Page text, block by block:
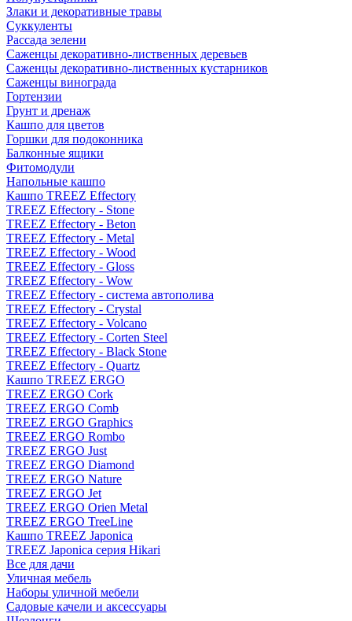
Злаки и декоративные травы
Суккуленты
Рассада зелени
Саженцы декоративно-лиственных деревьев
Саженцы декоративно-лиственных кустарников
Саженцы винограда
Гортензии
Грунт и дренаж
Кашпо для цветов
Горшки для подоконника
Балконные ящики
Фитомодули
Напольные кашпо
Кашпо TREEZ Effectory
TREEZ Effectory - Stone
TREEZ Effectory - Beton
TREEZ Effectory - Metal
TREEZ Effectory - Wood
TREEZ Effectory - Gloss
TREEZ Effectory - Wow
TREEZ Effectory - система автополива
TREEZ Effectory - Crystal
TREEZ Effectory - Volcano
TREEZ Effectory - Corten Steel
TREEZ Effectory - Black Stone
TREEZ Effectory - Quartz
Кашпо TREEZ ERGO
TREEZ ERGO Cork
TREEZ ERGO Comb
TREEZ ERGO Graphics
TREEZ ERGO Rombo
TREEZ ERGO Just
TREEZ ERGO Diamond
TREEZ ERGO Nature
TREEZ ERGO Jet
TREEZ ERGO Orien Metal
TREEZ ERGO TreeLine
Кашпо TREEZ Japonica
TREEZ Japonica серия Hikari
Все для дачи
Уличная мебель
Наборы уличной мебели
Садовые качели и аксессуары